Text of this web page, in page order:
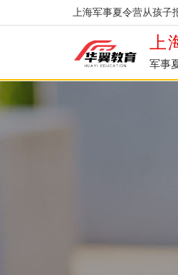
上海军事夏令营从孩子
军事